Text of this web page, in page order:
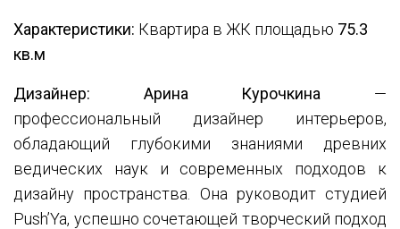
Характеристики: Квартира в ЖК площадью 75.3
кв.м
Дизайнер: Арина Курочкина —
профессиональный дизайнер интерьеров,
обладающий глубокими знаниями древних
ведических наук и современных подходов к
дизайну пространства. Она руководит студией
Push’Ya, успешно сочетающей творческий подход